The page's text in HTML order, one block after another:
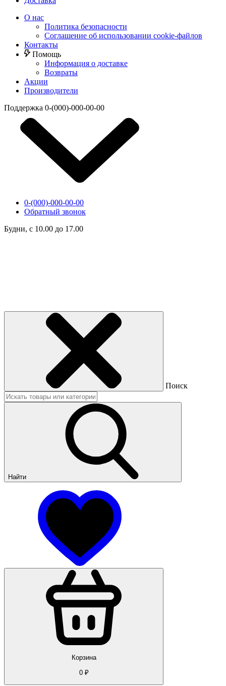
О нас
Политика безопасности
Соглашение об использовании cookie-файлов
Контакты
Помощь
Информация о доставке
Возвраты
Акции
Производители
Поддержка 0-(000)-000-00-00
0-(000)-000-00-00
Обратный звонок
Будни, с 10.00 до 17.00
Поиск
Найти
Корзина
0₽